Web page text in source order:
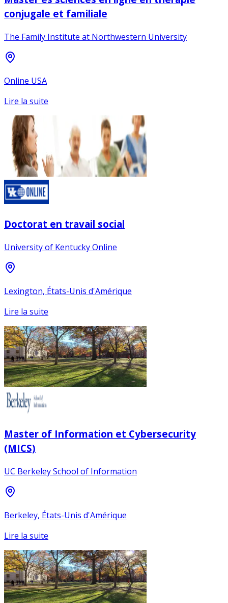
conjugale et familiale
The Family Institute at Northwestern University
Online USA
Lire la suite
Doctorat en travail social
University of Kentucky Online
Lexington, États-Unis d'Amérique
Lire la suite
Master of Information et Cybersecurity
(MICS)
UC Berkeley School of Information
Berkeley, États-Unis d'Amérique
Lire la suite